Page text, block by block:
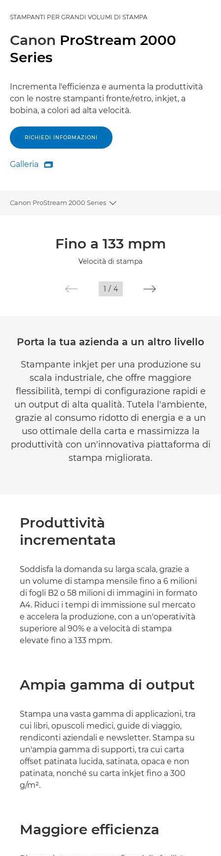
STAMPANTI PER GRANDI VOLUMI DI STAMPA
Canon ProStream 2000
Series
Incrementa l'efficienza e aumenta la produttività
con le nostre stampanti fronte/retro, inkjet, a
bobina, a colori ad alta velocità.
RICHIEDI INFORMAZIONI
Galleria
Galleria

Canon ProStream 2000 Series
Toggle breadcrumbs
Fino a 133 mpm
Velocità di stampa
1 / 4
Porta la tua azienda a un altro livello
Stampante inkjet per una produzione su
scala industriale, che offre maggiore
flessibilità, tempi di configurazione rapidi e
un output di alta qualità. Tutela l'ambiente,
grazie al consumo ridotto di energia e a un
uso ottimale della carta e massimizza la
produttività con un'innovativa piattaforma di
stampa migliorata.
Produttività
incrementata
Soddisfa la domanda su larga scala, grazie a
un volume di stampa mensile fino a 6 milioni
di fogli B2 o 58 milioni di immagini in formato
A4. Riduci i tempi di immissione sul mercato
e accelera la produzione, con a un'operatività
superiore al 90% e a velocità di stampa
elevate fino a 133 mpm.
Ampia gamma di output
Stampa una vasta gamma di applicazioni, tra
cui libri, opuscoli medici, guide di viaggio,
rendiconti aziendali e newsletter. Stampa su
un'ampia gamma di supporti, tra cui carta
offset patinata lucida, satinata, opaca e non
patinata, nonché su carta inkjet fino a 300
g/m².
Maggiore efficienza